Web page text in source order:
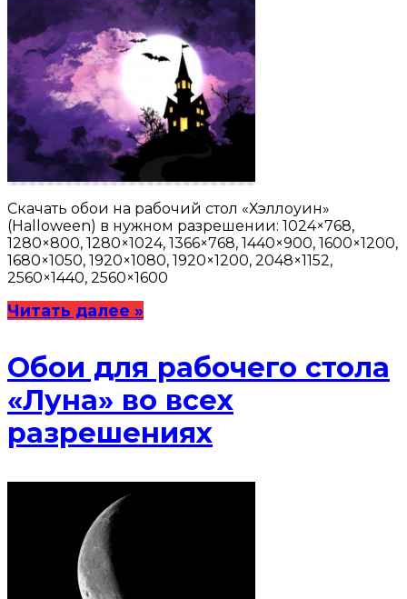
Скачать обои на рабочий стол «Хэллоуин»
(Halloween) в нужном разрешении: 1024×768,
1280×800, 1280×1024, 1366×768, 1440×900, 1600×1200,
1680×1050, 1920×1080, 1920×1200, 2048×1152,
2560×1440, 2560×1600
Читать далее »
Обои для рабочего стола
«Луна» во всех
разрешениях